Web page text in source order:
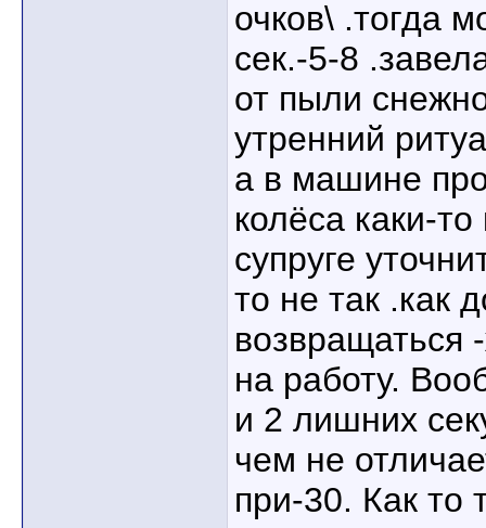
очков\ .тогда
сек.-5-8
от пыли
утренний
а в машине
колёса каки-
супруге
то не так .как
возвращаться
на работу.
и 2 лишних
чем не
при-30. Как то